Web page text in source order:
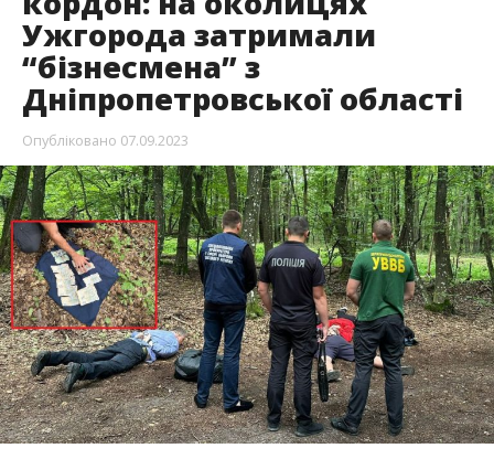
Ужгорода затримали
“бізнесмена” з
Дніпропетровської області
Опубліковано 07.09.2023